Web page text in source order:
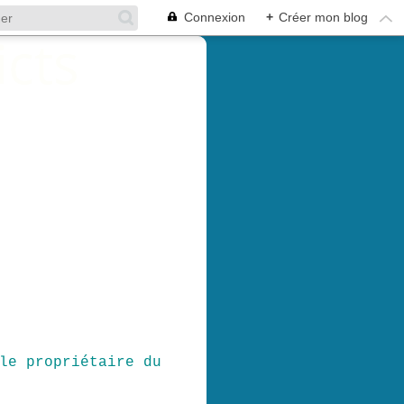
Connexion + Créer mon blog
propriétaire du